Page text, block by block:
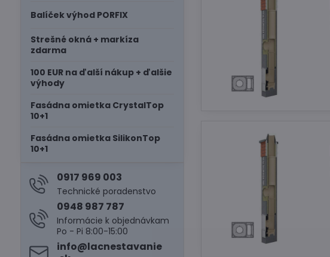
Balíček výhod PORFIX
Strešné okná + markíza
zdarma
100 EUR na ďalší nákup + ďalšie
výhody
Fasádna omietka CrystalTop
10+1
Fasádna omietka SilikonTop
10+1
0917 969 003
Technické poradenstvo
0948 987 787
Informácie k objednávkam
Po - Pi 8:00-15:00
info​@lacnestavanie​